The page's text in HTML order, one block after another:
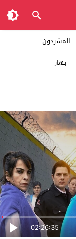
المشردون
بهار
02:26:35